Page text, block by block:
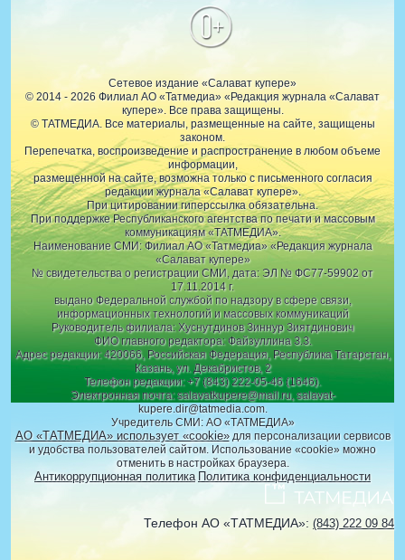
0+
Сетевое издание «Салават купере»
© 2014 - 2026 Филиал АО «Татмедиа» «Редакция журнала «Салават
купере». Все права защищены.
© ТАТМЕДИА. Все материалы, размещенные на сайте, защищены
законом.
Перепечатка, воспроизведение и распространение в любом объеме
информации,
размещенной на сайте, возможна только с письменного согласия
редакции журнала «Салават купере».
При цитировании гиперссылка обязательна.
При поддержке Республиканского агентства по печати и массовым
коммуникациям «ТАТМЕДИА».
Наименование СМИ: Филиал АО «Татмедиа» «Редакция журнала
«Салават купере»
№ свидетельства о регистрации СМИ, дата: ЭЛ № ФС77-59902 от
17.11.2014 г.
выдано Федеральной службой по надзору в сфере связи,
информационных технологий и массовых коммуникаций
Руководитель филиала: Хуснутдинов Зиннур Зиятдинович
ФИО главного редактора: Файзуллина З.З.
Адрес редакции: 420066, Российская Федерация, Республика Татарстан,
Казань, ул. Декабристов, 2
Телефон редакции: +7 (843) 222-05-46 (1646).
Электронная почта: salavatkupere@mail.ru, salavat-
kupere.dir@tatmedia.com.
Учредитель СМИ: АО «ТАТМЕДИА»
АО «ТАТМЕДИА» использует «cookie»для персонализации сервисов
и удобства пользователей сайтом. Использование «cookie» можно
отменить в настройках браузера.
Антикоррупционная политика Политика конфиденциальности
Телефон АО «ТАТМЕДИА»: (843) 222 09 84